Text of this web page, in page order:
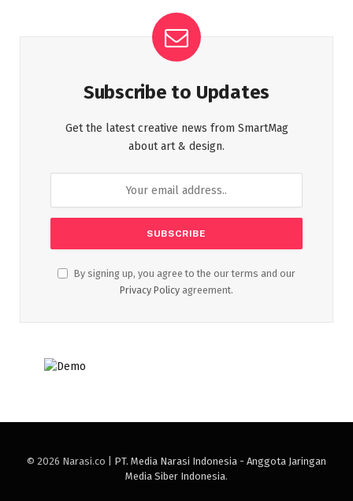
Subscribe to Updates
Get the latest creative news from SmartMag
about art & design.
By signing up, you agree to the our terms and our
Privacy Policy agreement.
© 2026 Narasi.co | PT. Media Narasi Indonesia - Anggota Jaringan
Media Siber Indonesia.